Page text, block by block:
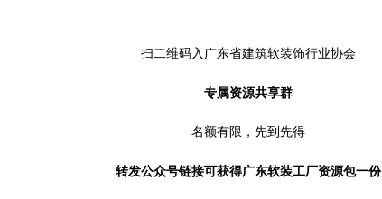
扫二维码入广东省建筑软装饰行业协会
专属资源共享群
名额有限，先到先得
转发公众号链接可获得广东软装工厂资源包一份